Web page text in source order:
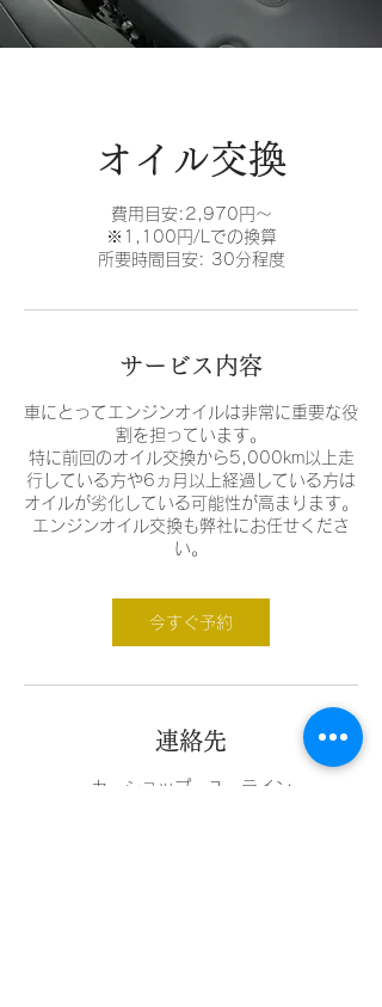
オイル交換
費用目安:2,970円～
※1,100円/Lでの換算
所要時間目安: 30分程度
サービス内容
車にとってエンジンオイルは非常に重要な役
割を担っています。
特に前回のオイル交換から5,000km以上走
行している方や6ヵ月以上経過している方は
オイルが劣化している可能性が高まります。
エンジンオイル交換も弊社にお任せくださ
今すぐ予約
連絡先
カーショップ・ユーライン